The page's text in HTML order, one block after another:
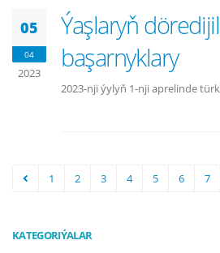
05
04
2023
Ýaşlaryň
başarnyklary
2023-nji ýylyň 1-nji aprelinde
1 2 3 4 5 6 7
KATEGORIÝALAR